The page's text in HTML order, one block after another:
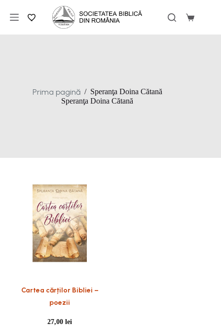
conținut
Coș
Prima pagină / Speranţa Doina Cătană
Speranţa Doina Cătană
Cartea cărților Bibliei –
poezii
27,00lei